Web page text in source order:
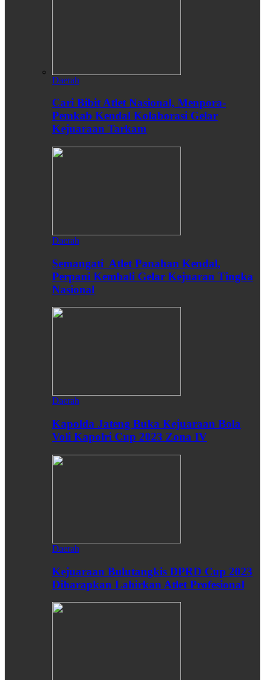
Daerah
Cari Bibit Atlet Nasional, Menpora-
Pemkab Kendal Kolaborasi Gelar
Kejuaraan Tarkam
Daerah
Semangati Atlet Panahan Kendal,
Perpani Kembali Gelar Kejuaran Tingka
Nasional
Daerah
Kapolda Jateng Buka Kejuaraan Bola
Voli Kapolri Cup 2023 Zona IV
Daerah
Kejuaraan Bulutangkis DPRD Cup 2023
Diharapkan Lahirkan Atlet Profesional